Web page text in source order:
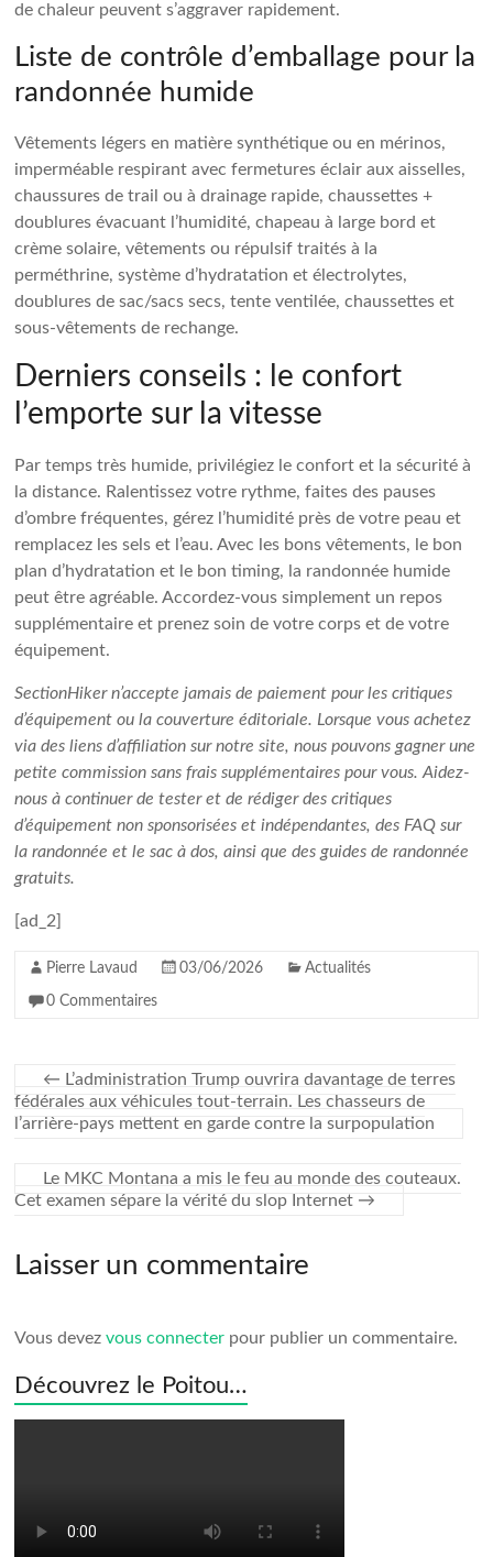
de chaleur peuvent s’aggraver rapidement.
Liste de contrôle d’emballage pour la
randonnée humide
Vêtements légers en matière synthétique ou en mérinos,
imperméable respirant avec fermetures éclair aux aisselles,
chaussures de trail ou à drainage rapide, chaussettes +
doublures évacuant l’humidité, chapeau à large bord et
crème solaire, vêtements ou répulsif traités à la
perméthrine, système d’hydratation et électrolytes,
doublures de sac/sacs secs, tente ventilée, chaussettes et
sous-vêtements de rechange.
Derniers conseils : le confort
l’emporte sur la vitesse
Par temps très humide, privilégiez le confort et la sécurité à
la distance. Ralentissez votre rythme, faites des pauses
d’ombre fréquentes, gérez l’humidité près de votre peau et
remplacez les sels et l’eau. Avec les bons vêtements, le bon
plan d’hydratation et le bon timing, la randonnée humide
peut être agréable. Accordez-vous simplement un repos
supplémentaire et prenez soin de votre corps et de votre
équipement.
SectionHiker n’accepte jamais de paiement pour les critiques
d’équipement ou la couverture éditoriale. Lorsque vous achetez
via des liens d’affiliation sur notre site, nous pouvons gagner une
petite commission sans frais supplémentaires pour vous. Aidez-
nous à continuer de tester et de rédiger des critiques
d’équipement non sponsorisées et indépendantes, des FAQ sur
la randonnée et le sac à dos, ainsi que des guides de randonnée
gratuits.
[ad_2]
Pierre Lavaud 03/06/2026 Actualités
0 Commentaires
← L’administration Trump ouvrira davantage de terres
fédérales aux véhicules tout-terrain. Les chasseurs de
l’arrière-pays mettent en garde contre la surpopulation
Le MKC Montana a mis le feu au monde des couteaux.
Cet examen sépare la vérité du slop Internet →
Laisser un commentaire
Vous devezvous connecter pour publier un commentaire.
Découvrez le Poitou…